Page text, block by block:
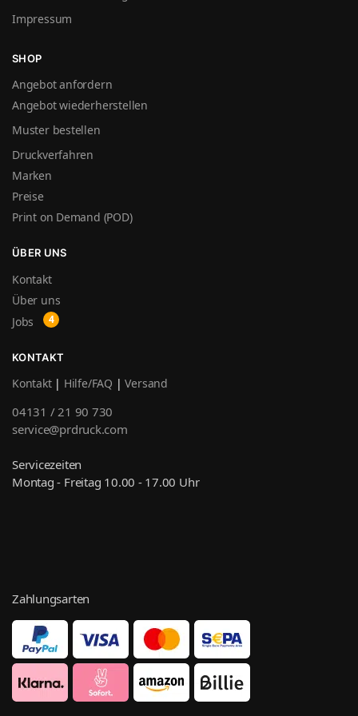
Impressum
SHOP
Angebot anfordern
Angebot wiederherstellen
Muster bestellen
Druckverfahren
Marken
Preise
Print on Demand (POD)
ÜBER UNS
Kontakt
Über uns
Jobs
KONTAKT
Kontakt| Hilfe/FAQ |Versand
04131 / 21 90 730
service@prdruck.com
Servicezeiten
Montag - Freitag 10.00 - 17.00 Uhr
Zahlungsarten